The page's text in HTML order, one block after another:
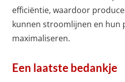
efficiëntie, waardoor
kunnen stroomlijnen en hun
maximaliseren.
Een laatste bedankje